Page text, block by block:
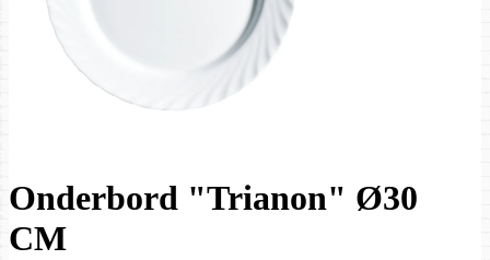
Onderbord "Trianon" Ø30
CM